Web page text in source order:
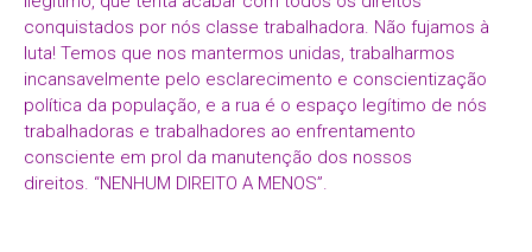
conquistados por nós classe trabalhadora. Não fujamos à
luta! Temos que nos mantermos unidas, trabalharmos
incansavelmente pelo esclarecimento e conscientização
política da população, e a rua é o espaço legítimo de nós
trabalhadoras e trabalhadores ao enfrentamento
consciente em prol da manutenção dos nossos
direitos. “NENHUM DIREITO A MENOS”.